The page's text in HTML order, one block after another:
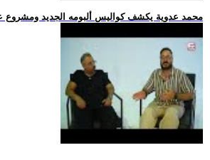
.. محمد عدوية يكشف كواليس ألبومه الجديد ومشروع